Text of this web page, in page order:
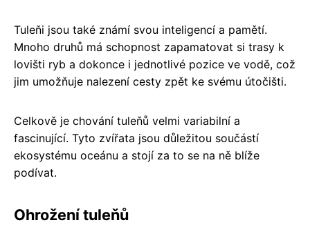
Tuleňi jsou také známí svou inteligencí a pamětí.
Mnoho druhů má schopnost zapamatovat si trasy k
lovišti ryb a dokonce i jednotlivé pozice ve vodě, což
jim umožňuje nalezení cesty zpět ke svému útočišti.
Celkově je chování tuleňů velmi variabilní a
fascinující. Tyto zvířata jsou důležitou součástí
ekosystému oceánu a stojí za to se na ně blíže
podívat.
Ohrožení tuleňů